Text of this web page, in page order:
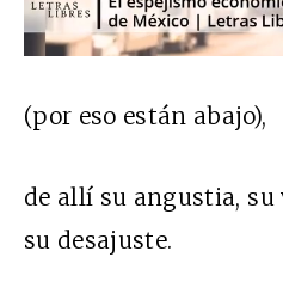
(por eso están abajo),
de allí su angustia, su
su desajuste.